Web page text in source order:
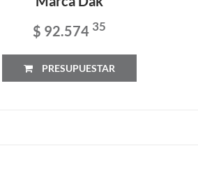
$ 92.574 35
PRESUPUESTAR